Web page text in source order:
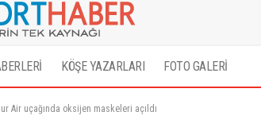
KÖŞE YAZARLARI FOTO GALERİ
Air uçağında oksijen maskeleri açıldı